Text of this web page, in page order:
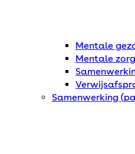
Mentale
Mentale
Samenwerking